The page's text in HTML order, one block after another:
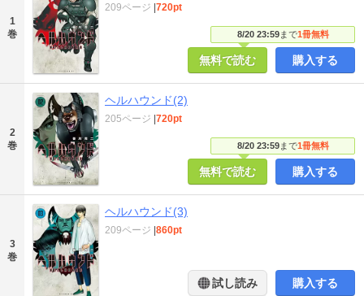
1
巻
8/20 23:59まで1冊無料
209ページ |720pt
無料で読む 購入する
2
巻
ヘルハウンド(2)
8/20 23:59まで1冊無料
205ページ |720pt
無料で読む 購入する
3
巻
ヘルハウンド(3)
209ページ |860pt
試し読み 購入する